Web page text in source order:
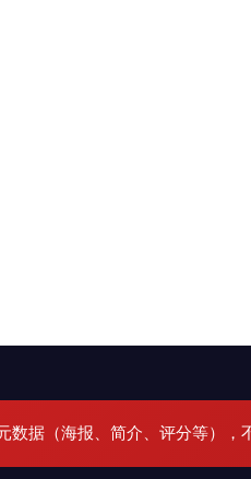
数据（海报、简介、评分等），